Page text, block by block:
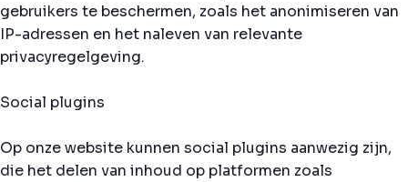
gebruikers te beschermen, zoals het anonimiseren van
IP-adressen en het naleven van relevante
privacyregelgeving.
Social plugins
Op onze website kunnen social plugins aanwezig zijn,
die het delen van inhoud op platformen zoals